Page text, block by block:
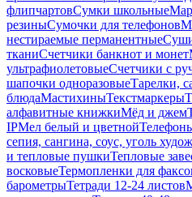
флипчартовСумки школьные
резиныСумочки для телефонов
нестираемые перманентные
тканиСчетчики банкнот и монет
ультрафиолетовыеСчетчики с
шапочки одноразовыеТарелки,
блюдаМастихиныТекстмаркеры
алфавитные книжкиМёд и джем
IPМел белый и цветной
сепия, сангина, соус, уголь
и тепловые пушкиТепловые
восковыеТермопленки для
барометрыТетради 12-24 листов